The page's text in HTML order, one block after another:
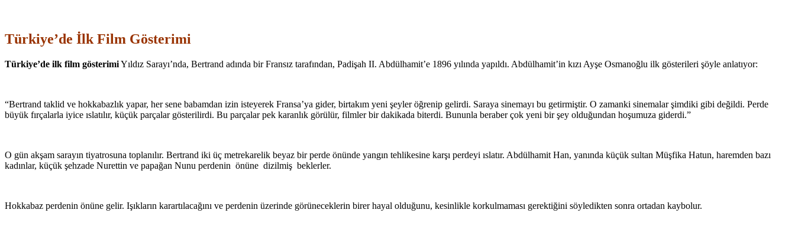
Türkiye’de İlk Film Gösterimi
Türkiye’de ilk film gösterimiYıldız Sarayı’nda, Bertrand adında bir Fransız tarafından, Padişah II. Abdülhamit’e 1896 yılında yapıldı. Abdülhamit’in kızı Ayşe Osmanoğlu ilk gösterileri şöyle anlatıyor:
“Bertrand taklid ve hokkabazlık yapar, her sene babamdan izin isteyerek Fransa’ya gider, birtakım yeni şeyler öğrenip gelirdi. Saraya sinemayı bu getirmiştir. O zamanki sinemalar şimdiki gibi değildi. Perde
büyük fırçalarla iyice ıslatılır, küçük parçalar gösterilirdi. Bu parçalar pek karanlık görülür, filmler bir dakikada biterdi. Bununla beraber çok yeni bir şey olduğundan hoşumuza giderdi.”
O gün akşam sarayın tiyatrosuna toplanılır. Bertrand iki üç metrekarelik beyaz bir perde önünde yangın tehlikesine karşı perdeyi ıslatır. Abdülhamit Han, yanında küçük sultan Müşfika Hatun, haremden bazı
kadınlar, küçük şehzade Nurettin ve papağan Nunu perdenin önüne dizilmiş beklerler.
Hokkabaz perdenin önüne gelir. Işıkların karartılacağını ve perdenin üzerinde görüneceklerin birer hayal olduğunu, kesinlikle korkulmaması gerektiğini söyledikten sonra ortadan kaybolur.